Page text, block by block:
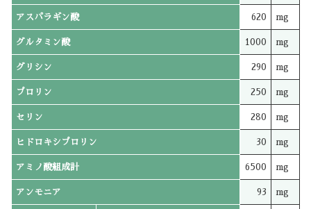
アスパラギン酸 620 mg
グルタミン酸 1000 mg
グリシン 290 mg
プロリン 250 mg
セリン 280 mg
ヒドロキシプロリン 30 mg
アミノ酸組成計 6500 mg
アンモニア 93 mg